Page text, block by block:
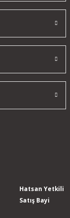
Hatsan Yetkili
Satış Bayi